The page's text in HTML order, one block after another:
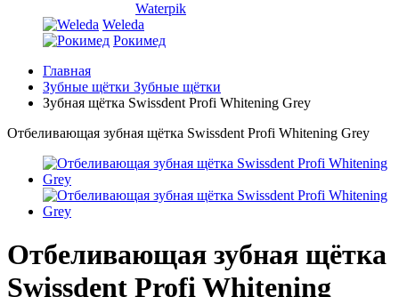
Waterpik
Weleda
Рокимед
Главная
Зубные щётки Зубные щётки
Зубная щётка Swissdent Profi Whitening Grey
Отбеливающая зубная щётка Swissdent Profi Whitening Grey
Отбеливающая зубная щётка
Swissdent Profi Whitening